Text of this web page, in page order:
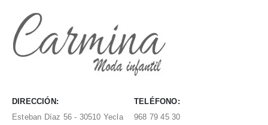
DIRECCIÓN:
Esteban Díaz 56 - 30510 Yecla
TELÉFONO:
968 79 45 30